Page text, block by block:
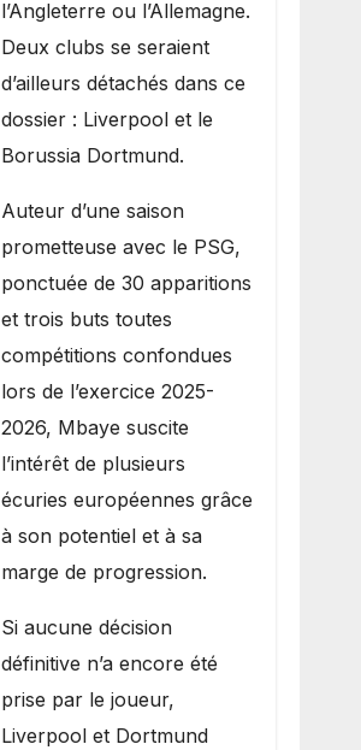
l’Angleterre ou l’Allemagne.
Deux clubs se seraient
d’ailleurs détachés dans ce
dossier : Liverpool et le
Borussia Dortmund.
Auteur d’une saison
prometteuse avec le PSG,
ponctuée de 30 apparitions
et trois buts toutes
compétitions confondues
lors de l’exercice 2025-
2026, Mbaye suscite
l’intérêt de plusieurs
écuries européennes grâce
à son potentiel et à sa
marge de progression.
Si aucune décision
définitive n’a encore été
prise par le joueur,
Liverpool et Dortmund